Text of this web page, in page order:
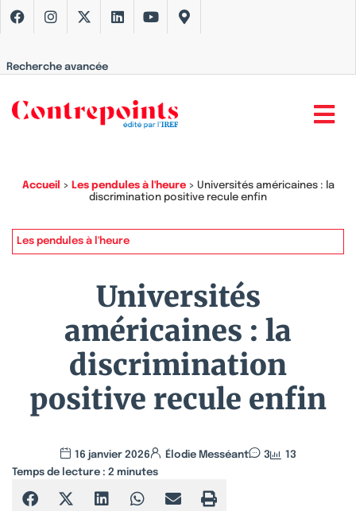
Recherche avancée
Accueil > Les pendules à l'heure> Universités américaines : la
discrimination positive recule enfin
Les pendules à l'heure
Universités
américaines : la
discrimination
positive recule enfin
16 janvier 2026 Élodie Messéant 3
13
Temps de lecture : 2 minutes